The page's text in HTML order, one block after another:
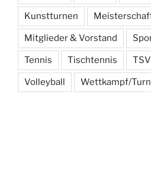
Kunstturnen
Mitglieder & Vorstand
Tennis Tischtennis
Volleyball Wettkampf/